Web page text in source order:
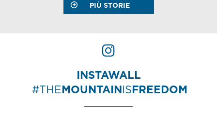
PIÙ STORIE
INSTAWALL
#THEMOUNTAINISFREEDOM